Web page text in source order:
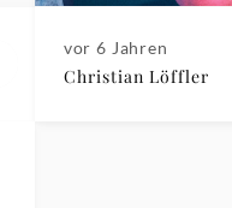
vor 6 Jahren
Christian Löffler